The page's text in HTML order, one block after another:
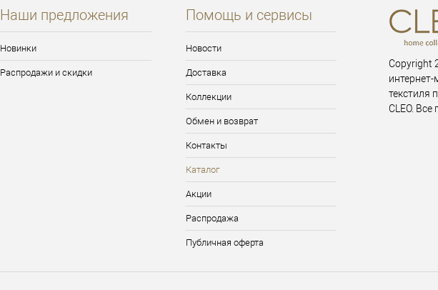
Наши предложения
Новинки
Распродажи и скидки
Помощь и сервисы
Новости
Доставка
Коллекции
Обмен и возврат
Контакты
Каталог
Акции
Распродажа
Публичная оферта
Copyright
текстиля
CLEO.